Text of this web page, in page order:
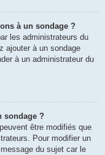
à un sondage ?
les administrateurs du
ajouter à un sondage
à un administrateur du
sondage ?
être modifiés que
Pour modifier un
du sujet car le